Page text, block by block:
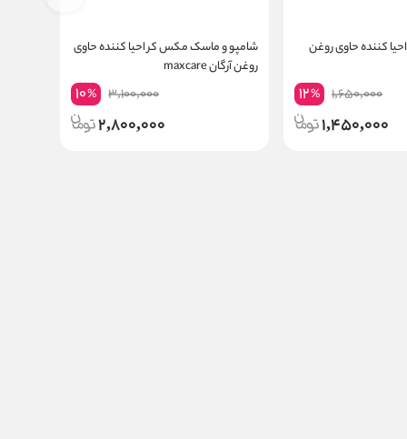
کننده حاوی روغن
1,650,000
12%
1,450,000
شامپو و ماسک مکس کر احیا کننده حاوی
روغن آرگان maxcare
3,100,000
10%
2,800,000